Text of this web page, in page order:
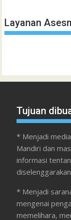
Layanan
Tujuan
* Menjadi
Mandiri dan
informasi
* Menjadi
mengenai
memelihara,